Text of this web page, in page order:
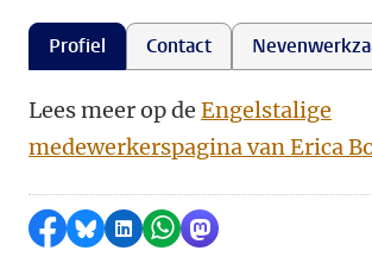
Profiel Contact
Lees meer op de Engelstalige
medewerkerspagina van Erica
Delen op Facebook
Delen via Bluesky
Delen op LinkedIn
Delen via WhatsApp
Delen via